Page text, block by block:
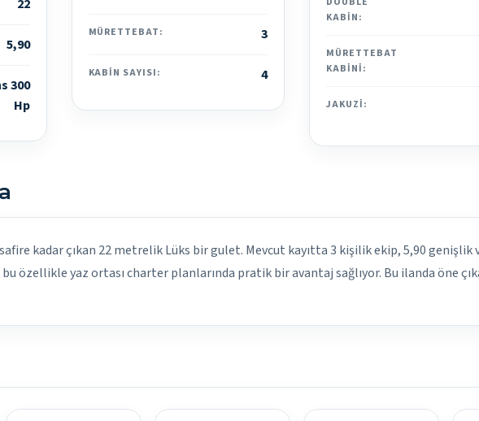
22
5,90
300
Hp
MÜRETTEBAT: 3
KABIN SAYISI: 4
KABIN:
MÜRETTEBAT
KABINI:
JAKUZI:
kadar çıkan 22 metrelik Lüks bir gulet. Mevcut kayıtta 3 kişilik ekip, 5,90 genişlik
özellikle yaz ortası charter planlarında pratik bir avantaj sağlıyor. Bu ilanda öne